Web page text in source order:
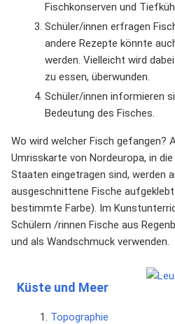
Fischkonserven und
Schüler/innen erfragen
andere Rezepte könnte
werden. Vielleicht wird
zu essen, überwunden.
Schüler/innen informieren
Bedeutung des Fisches.
Wo wird welcher Fisch gefangen?
Umrisskarte von Nordeuropa, in
Staaten eingetragen sind, werden
ausgeschnittene Fische
bestimmte Farbe). Im
Schülern /rinnen Fische aus
und als Wandschmuck verwenden.
Küste und Meer
Topographie